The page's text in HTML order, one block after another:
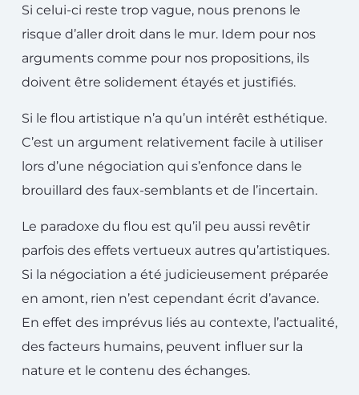
Si celui-ci reste trop vague, nous prenons le
risque d’aller droit dans le mur. Idem pour nos
arguments comme pour nos propositions, ils
doivent être solidement étayés et justifiés.
Si le flou artistique n’a qu’un intérêt esthétique.
C’est un argument relativement facile à utiliser
lors d’une négociation qui s’enfonce dans le
brouillard des faux-semblants et de l’incertain.
Le paradoxe du flou est qu’il peu aussi revêtir
parfois des effets vertueux autres qu’artistiques.
Si la négociation a été judicieusement préparée
en amont, rien n’est cependant écrit d’avance.
En effet des imprévus liés au contexte, l’actualité,
des facteurs humains, peuvent influer sur la
nature et le contenu des échanges.